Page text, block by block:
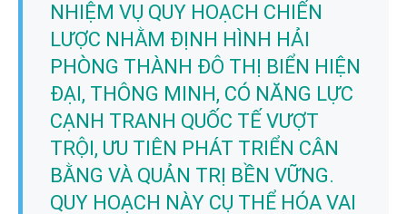
NHIỆM VỤ QUY HOẠCH CHIẾN
LƯỢC NHẰM ĐỊNH HÌNH HẢI
PHÒNG THÀNH ĐÔ THỊ BIỂN HIỆN
ĐẠI, THÔNG MINH, CÓ NĂNG LỰC
CẠNH TRANH QUỐC TẾ VƯỢT
TRỘI, ƯU TIÊN PHÁT TRIỂN CÂN
BẰNG VÀ QUẢN TRỊ BỀN VỮNG.
QUY HOẠCH NÀY CỤ THỂ HÓA VAI